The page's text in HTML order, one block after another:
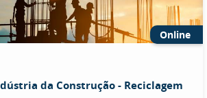
Online
da Construção - Reciclagem